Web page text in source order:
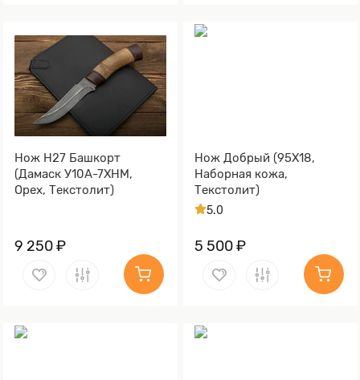
Нож Н27 Башкорт
(Дамаск У10А-7ХНМ,
Орех, Текстолит)
9 250 ₽
Нож Добрый (95Х18,
Наборная кожа,
Текстолит)
5.0
5 500 ₽